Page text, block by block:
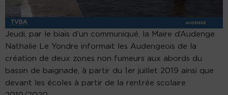
Jeudi, par le biais d’un communiqué, la Maire d’Audenge
Nathalie Le Yondre informait les Audengeois de la
création de deux zones non fumeurs aux abords du
bassin de baignade, à partir du 1er juillet 2019 ainsi que
devant les écoles à partir de la rentrée scolaire